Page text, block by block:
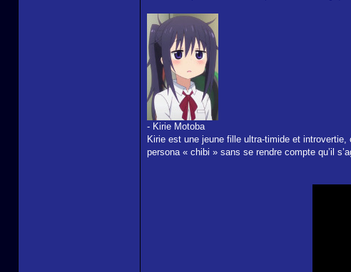
- Kirie Motoba
Kirie est une jeune fille ultra-timide et
persona « chibi » sans se rendre compte qu’il